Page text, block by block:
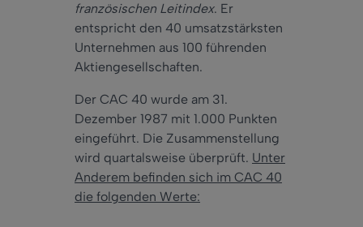
französischen Leitindex. Er
entspricht den 40 umsatzstärksten
Unternehmen aus 100 führenden
Aktiengesellschaften.
Der CAC 40 wurde am 31.
Dezember 1987 mit 1.000 Punkten
eingeführt. Die Zusammenstellung
wird quartalsweise überprüft. Unter
Anderem befinden sich im CAC 40
die folgenden Werte: